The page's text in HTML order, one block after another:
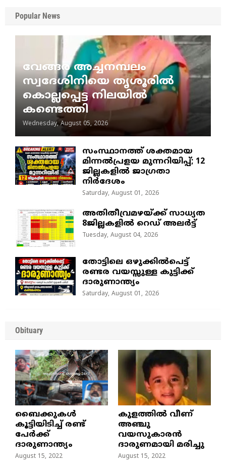
Popular News
വേങ്ങര അച്ചനമ്പലം
സ്വദേശിനിയെ തൃശൂരിൽ
കൊല്ലപ്പെട്ട നിലയിൽ
കണ്ടെത്തി
Wednesday, August 05, 2026
സംസ്ഥാനത്ത് ശക്തമായ
മിന്നൽപ്രളയ മുന്നറിയിപ്പ്; 12
ജില്ലകളിൽ ജാഗ്രതാ
നിർദേശം
Saturday, August 01, 2026
അതിതീവ്രമഴയ്ക്ക് സാധ്യത
8ജില്ലകളിൽ റെഡ് അലർട്ട്
Tuesday, August 04, 2026
തോട്ടിലെ ഒഴുക്കിൽപെട്ട്
രണ്ടര വയസ്സുള്ള കുട്ടിക്ക്
ദാരുണാന്ത്യം
Saturday, August 01, 2026
Obituary
ബൈക്കുകൾ
കൂട്ടിയിടിച്ച് രണ്ട്
പേർക്ക്
ദാരുണാന്ത്യം
August 15, 2022
കുളത്തില്‍ വീണ്
അഞ്ചു
വയസുകാരന്‍
ദാരുണമായി മരിച്ചു
August 15, 2022